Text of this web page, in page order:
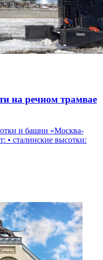
на речном трамвае
и башни «Москва-
• сталинские высотки: